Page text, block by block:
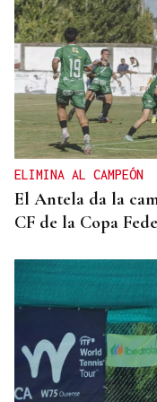
ELIMINA AL CAMPEÓN
El Antela da la
CF de la Copa